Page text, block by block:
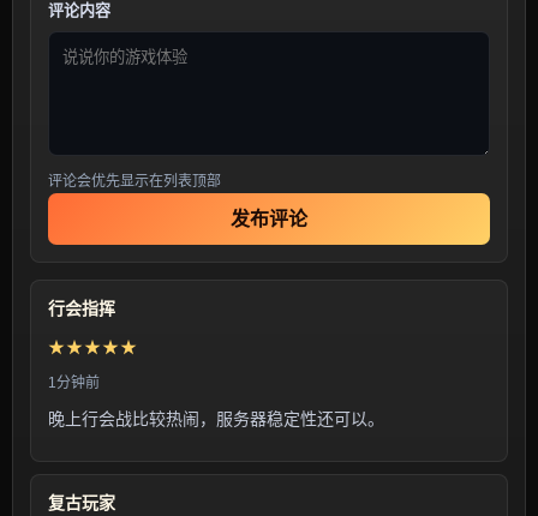
评论内容
评论会优先显示在列表顶部
发布评论
行会指挥
★★★★★
1分钟前
晚上行会战比较热闹，服务器稳定性还可以。
复古玩家